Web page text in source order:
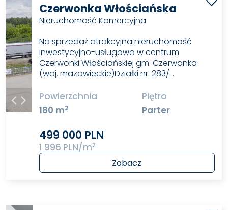
Czerwonka Włościańska
Nieruchomość Komercyjna
Na sprzedaż atrakcyjna nieruchomość
inwestycyjno-usługowa w centrum
Czerwonki Włościańskiej gm. Czerwonka
(woj. mazowieckie)Działki nr: 283/…
Powierzchnia
180 m2
Piętro
Parter
499 000 PLN
1 996 PLN/m2
Zobacz